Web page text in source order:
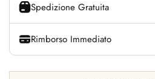
Spedizione Gratuita
Rimborso Immediato